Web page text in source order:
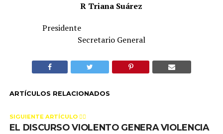
R Triana Suárez
Presidente
Secretario General
ARTÍCULOS RELACIONADOS
SIGUIENTE ARTÍCULO 👈🏻
EL DISCURSO VIOLENTO GENERA VIOLENCIA